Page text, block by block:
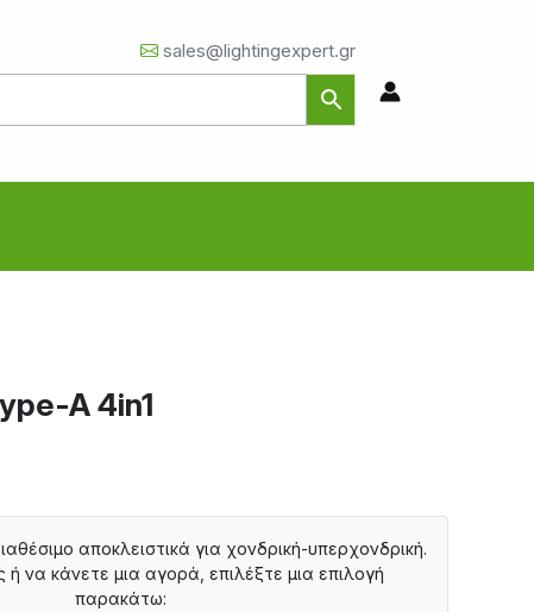
sales@lightingexpert.gr
A 4in1
αποκλειστικά για χονδρική-υπερχονδρική.
ή να κάνετε μια αγορά, επιλέξτε μια επιλογή
παρακάτω: